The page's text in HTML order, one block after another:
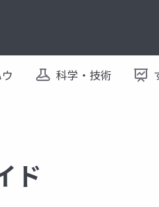
科学・技術
ド